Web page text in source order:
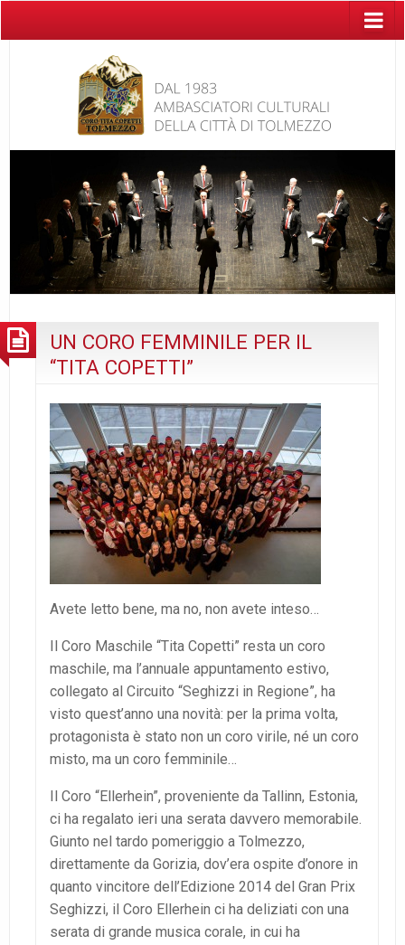
UN CORO FEMMINILE PER IL
“TITA COPETTI”
Avete letto bene, ma no, non avete inteso…
Il Coro Maschile “Tita Copetti” resta un coro
maschile, ma l’annuale appuntamento estivo,
collegato al Circuito “Seghizzi in Regione”, ha
visto quest’anno una novità: per la prima volta,
protagonista è stato non un coro virile, né un coro
misto, ma un coro femminile…
Il Coro “Ellerhein”, proveniente da Tallinn, Estonia,
ci ha regalato ieri una serata davvero memorabile.
Giunto nel tardo pomeriggio a Tolmezzo,
direttamente da Gorizia, dov’era ospite d’onore in
quanto vincitore dell’Edizione 2014 del Gran Prix
Seghizzi, il Coro Ellerhein ci ha deliziati con una
serata di grande musica corale, in cui ha